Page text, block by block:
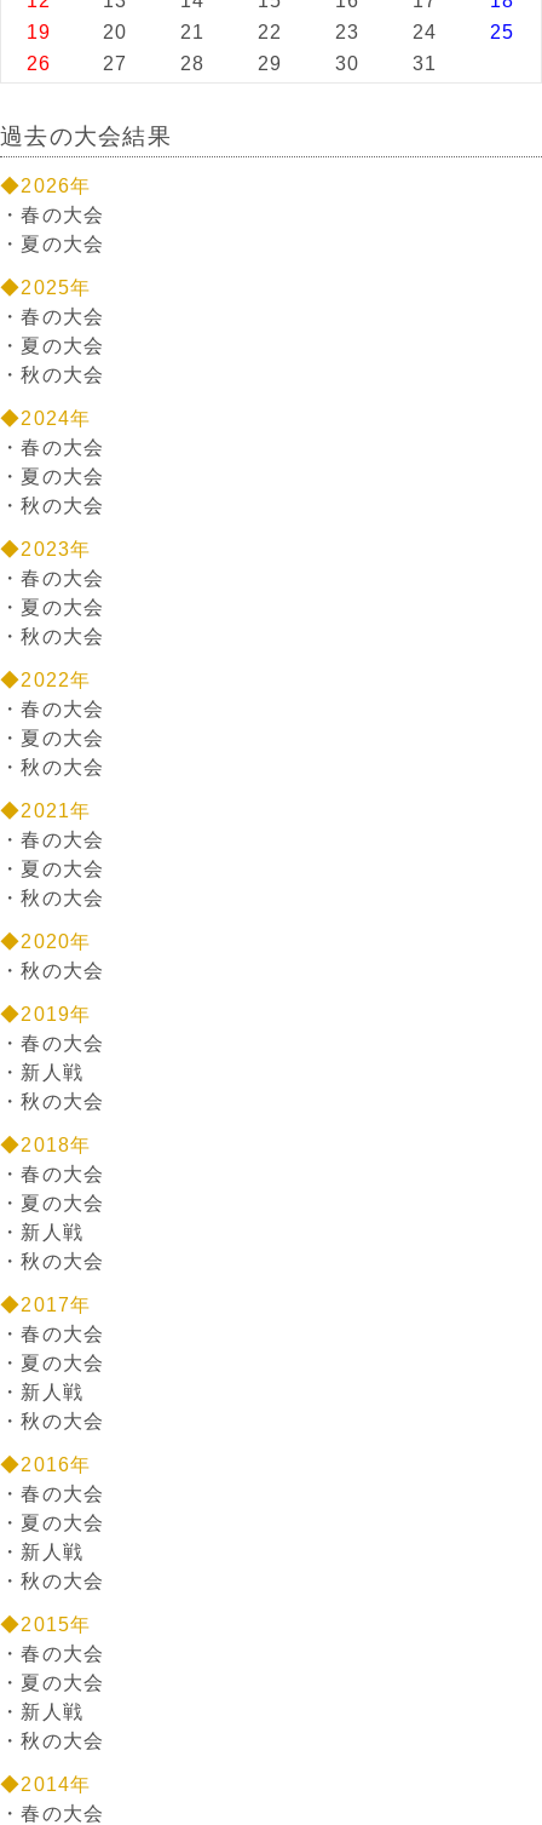
19
20 21 22 23 24
25
26
27 28 29 30 31
過去の大会結果
◆2026年
・春の大会
・ 夏の大会
◆2025年
・春の大会
・ 夏の大会
・秋の大会
◆2024年
・春の大会
・ 夏の大会
・秋の大会
◆2023年
・春の大会
・ 夏の大会
・秋の大会
◆2022年
・春の大会
・ 夏の大会
・秋の大会
◆2021年
・春の大会
・ 夏の大会
・秋の大会
◆2020年
・秋の大会
◆2019年
・春の大会
・ 新人戦
・秋の大会
◆2018年
・春の大会
・ 夏の大会
・ 新人戦
・秋の大会
◆2017年
・春の大会
・ 夏の大会
・ 新人戦
・秋の大会
◆2016年
・春の大会
・ 夏の大会
・ 新人戦
・秋の大会
◆2015年
・春の大会
・ 夏の大会
・ 新人戦
・秋の大会
◆2014年
・春の大会